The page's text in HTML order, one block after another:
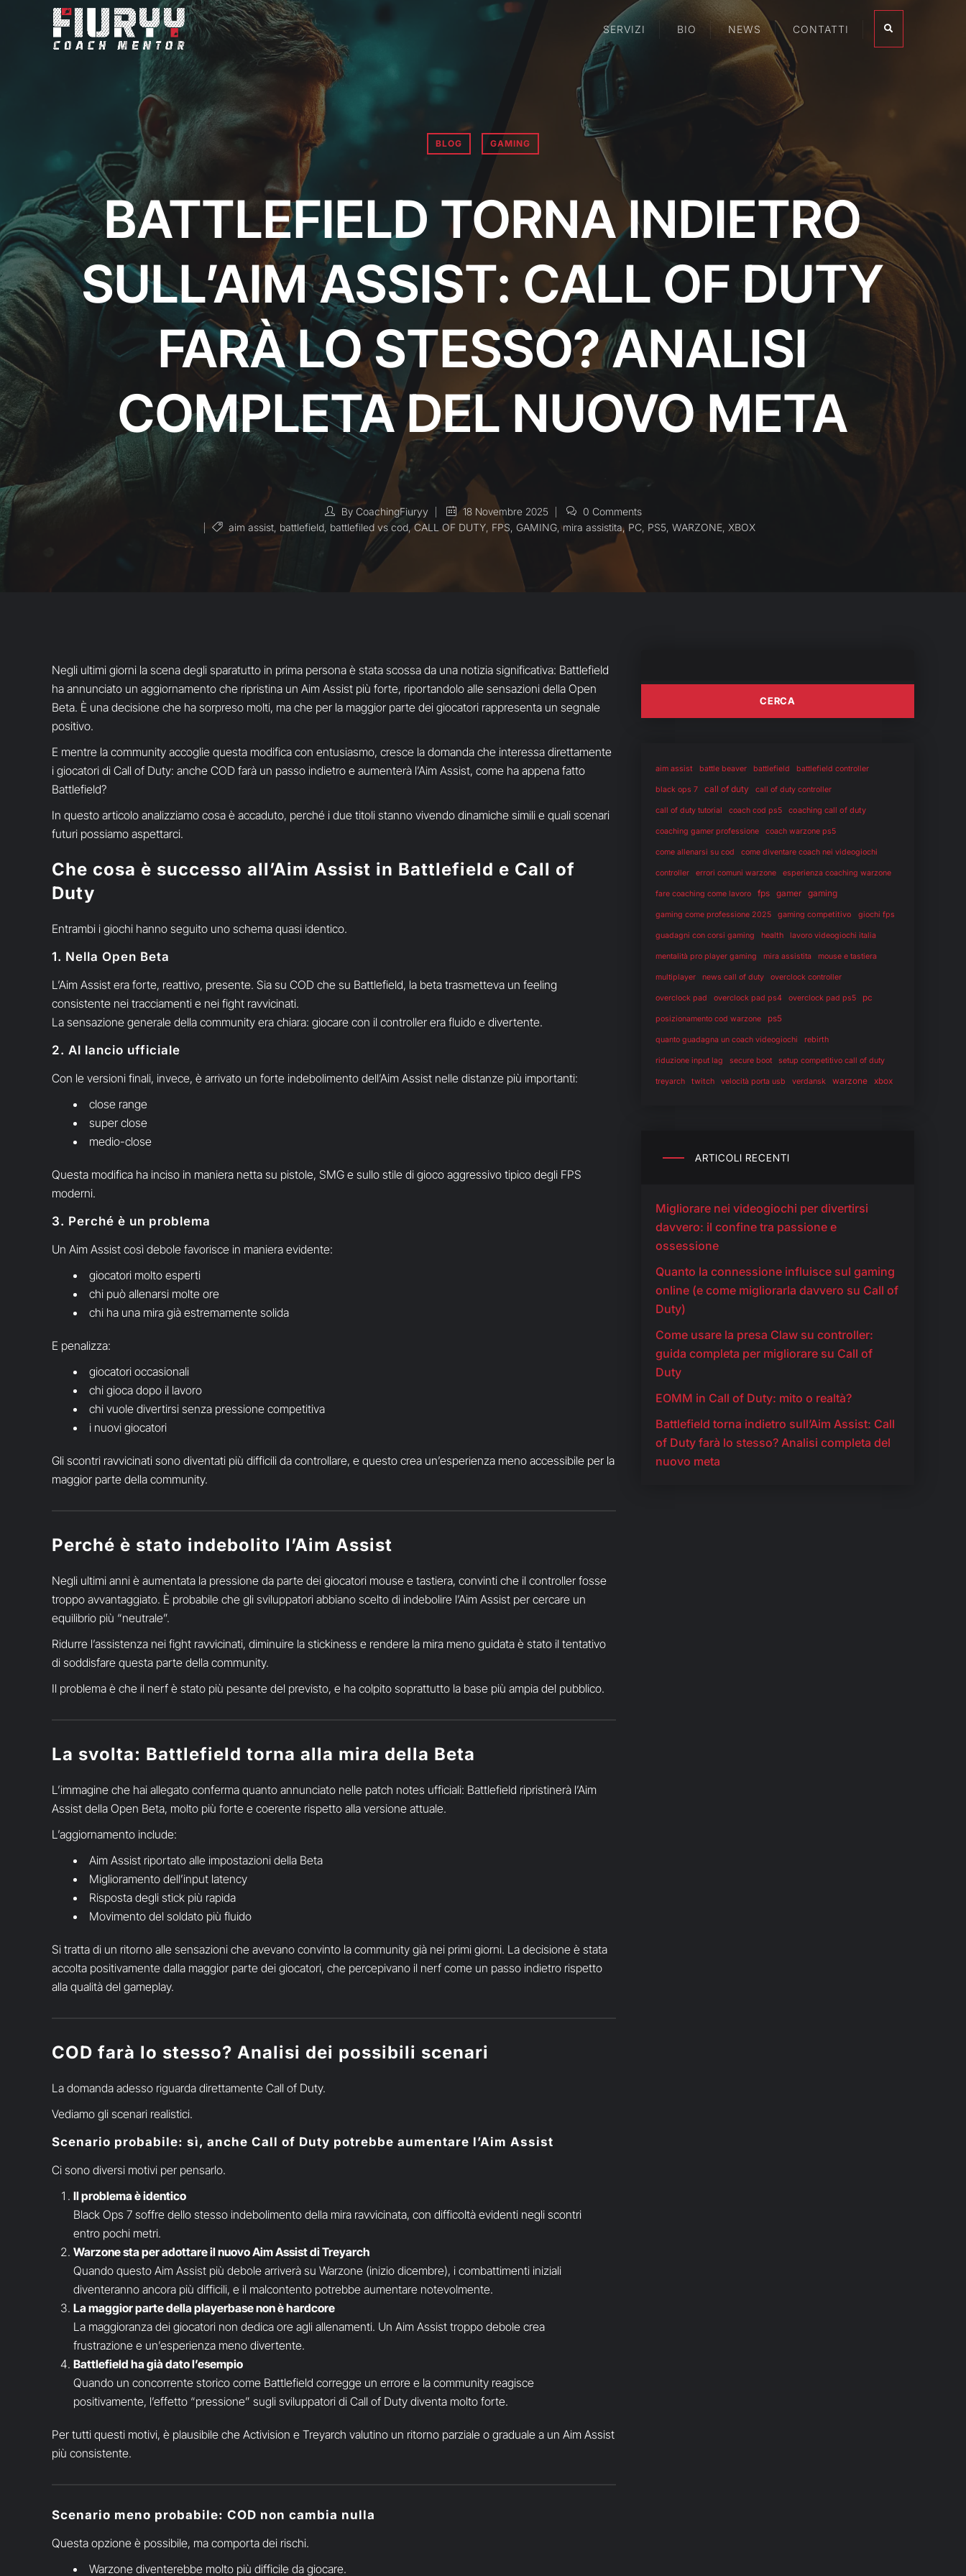
SERVIZI BIO NEWS CONTATTI
BLOG GAMING
BATTLEFIELD TORNA INDIETRO
SULL’AIM ASSIST: CALL OF DUTY
FARÀ LO STESSO? ANALISI
COMPLETA DEL NUOVO META
By CoachingFiuryy 18 Novembre 2025
0 Comments
aim assist, battlefield, battlefiled vs cod,CALL OF DUTY, FPS GAMING,mira assistita, PC, PS5, WARZONE, XBOX
Negli ultimi giorni la scena degli sparatutto in prima persona è stata scossa da una notizia significativa: Battlefield
ha annunciato un aggiornamento che ripristina un Aim Assist più forte, riportandolo alle sensazioni della Open
Beta. È una decisione che ha sorpreso molti, ma che per la maggior parte dei giocatori rappresenta un segnale
positivo.
E mentre la community accoglie questa modifica con entusiasmo, cresce la domanda che interessa direttamente
i giocatori di Call of Duty: anche COD farà un passo indietro e aumenterà l’Aim Assist, come ha appena fatto
Battlefield?
In questo articolo analizziamo cosa è accaduto, perché i due titoli stanno vivendo dinamiche simili e quali scenari
futuri possiamo aspettarci.
Che cosa è successo all’Aim Assist in Battlefield e Call of
Duty
Entrambi i giochi hanno seguito uno schema quasi identico.
1. Nella Open Beta
L’Aim Assist era forte, reattivo, presente. Sia su COD che su Battlefield, la beta trasmetteva un feeling
consistente nei tracciamenti e nei fight ravvicinati.
La sensazione generale della community era chiara: giocare con il controller era fluido e divertente.
2. Al lancio ufficiale
Con le versioni finali, invece, è arrivato un forte indebolimento dell’Aim Assist nelle distanze più importanti:
close range
super close
medio-close
Questa modifica ha inciso in maniera netta su pistole, SMG e sullo stile di gioco aggressivo tipico degli FPS
moderni.
3. Perché è un problema
Un Aim Assist così debole favorisce in maniera evidente:
giocatori molto esperti
chi può allenarsi molte ore
chi ha una mira già estremamente solida
E penalizza:
giocatori occasionali
chi gioca dopo il lavoro
chi vuole divertirsi senza pressione competitiva
i nuovi giocatori
Gli scontri ravvicinati sono diventati più difficili da controllare, e questo crea un’esperienza meno accessibile per la
maggior parte della community.
Perché è stato indebolito l’Aim Assist
Negli ultimi anni è aumentata la pressione da parte dei giocatori mouse e tastiera, convinti che il controller fosse
troppo avvantaggiato. È probabile che gli sviluppatori abbiano scelto di indebolire l’Aim Assist per cercare un
equilibrio più “neutrale”.
Ridurre l’assistenza nei fight ravvicinati, diminuire la stickiness e rendere la mira meno guidata è stato il tentativo
di soddisfare questa parte della community.
Il problema è che il nerf è stato più pesante del previsto, e ha colpito soprattutto la base più ampia del pubblico.
La svolta: Battlefield torna alla mira della Beta
L’immagine che hai allegato conferma quanto annunciato nelle patch notes ufficiali: Battlefield ripristinerà l’Aim
Assist della Open Beta, molto più forte e coerente rispetto alla versione attuale.
L’aggiornamento include:
Aim Assist riportato alle impostazioni della Beta
Miglioramento dell’input latency
Risposta degli stick più rapida
Movimento del soldato più fluido
Si tratta di un ritorno alle sensazioni che avevano convinto la community già nei primi giorni. La decisione è stata
accolta positivamente dalla maggior parte dei giocatori, che percepivano il nerf come un passo indietro rispetto
alla qualità del gameplay.
COD farà lo stesso? Analisi dei possibili scenari
La domanda adesso riguarda direttamente Call of Duty.
Vediamo gli scenari realistici.
Scenario probabile: sì, anche Call of Duty potrebbe aumentare l’Aim Assist
Ci sono diversi motivi per pensarlo.
Il problema è identico
Black Ops 7 soffre dello stesso indebolimento della mira ravvicinata, con difficoltà evidenti negli scontri
entro pochi metri.
Warzone sta per adottare il nuovo Aim Assist di Treyarch
Quando questo Aim Assist più debole arriverà su Warzone (inizio dicembre), i combattimenti iniziali
diventeranno ancora più difficili, e il malcontento potrebbe aumentare notevolmente.
La maggior parte della playerbase non è hardcore
La maggioranza dei giocatori non dedica ore agli allenamenti. Un Aim Assist troppo debole crea
frustrazione e un’esperienza meno divertente.
Battlefield ha già dato l’esempio
Quando un concorrente storico come Battlefield corregge un errore e la community reagisce
positivamente, l’effetto “pressione” sugli sviluppatori di Call of Duty diventa molto forte.
Per tutti questi motivi, è plausibile che Activision e Treyarch valutino un ritorno parziale o graduale a un Aim Assist
più consistente.
Scenario meno probabile: COD non cambia nulla
Questa opzione è possibile, ma comporta dei rischi.
Warzone diventerebbe molto più difficile da giocare.
aim assist battle beaver battlefield battlefield controller
black ops 7 call of duty call of duty controller
call of duty tutorial coach cod ps5 coaching call of duty
coaching gamer professione coach warzone ps5
come allenarsi su cod come diventare coach nei videogiochi
controller errori comuni warzone esperienza coaching warzone
fare coaching come lavoro fps gamer gaming
gaming come professione 2025 gaming competitivo giochi fps
guadagni con corsi gaming health lavoro videogiochi italia
mentalità pro player gaming mira assistita mouse e tastiera
multiplayer news call of duty overclock controller
overclock pad overclock pad ps4 overclock pad ps5 pc
posizionamento cod warzone ps5
quanto guadagna un coach videogiochi rebirth
riduzione input lag secure boot setup competitivo call of duty
treyarch twitch velocità porta usb verdansk warzone xbox
ARTICOLI RECENTI
Migliorare nei videogiochi per divertirsi
davvero: il confine tra passione e
ossessione
Quanto la connessione influisce sul gaming
online (e come migliorarla davvero su Call of
Duty)
Come usare la presa Claw su controller:
guida completa per migliorare su Call of
Duty
EOMM in Call of Duty: mito o realtà?
Battlefield torna indietro sull’Aim Assist: Call
of Duty farà lo stesso? Analisi completa del
nuovo meta